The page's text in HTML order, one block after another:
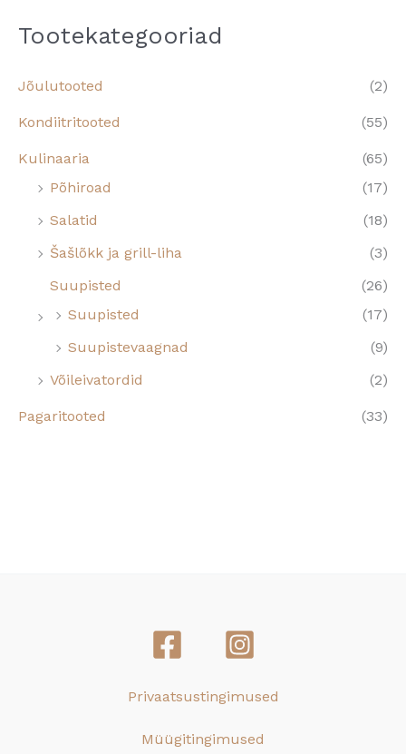
Tootekategooriad
Jõulutooted (2)
Kondiitritooted (55)
Kulinaaria
(65)
Põhiroad
(17)
Salatid
(18)
Šašlõkk ja grill-liha
(3)
Suupisted
(26)
Suupisted
(17)
Suupistevaagnad
(9)
Võileivatordid
(2)
Pagaritooted (33)
Privaatsustingimused
Müügitingimused